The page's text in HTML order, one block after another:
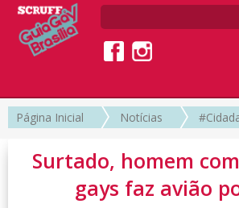
Página Inicial Notícias
Surtado, homem
gays faz avião